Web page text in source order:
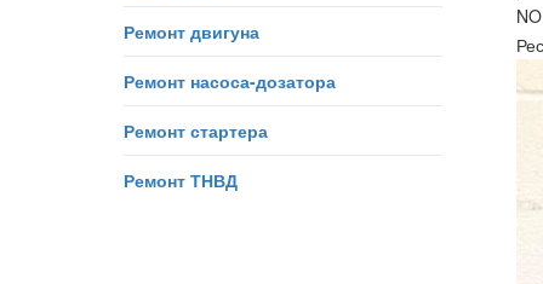
Ремонт двигуна
Ремонт насоса-дозатора
Ремонт стартера
Ремонт ТНВД